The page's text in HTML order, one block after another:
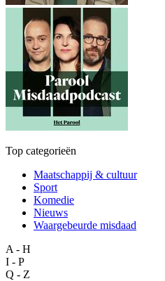
Top categorieën
Maatschappij & cultuur
Sport
Komedie
Nieuws
Waargebeurde misdaad
A - H
I - P
Q - Z